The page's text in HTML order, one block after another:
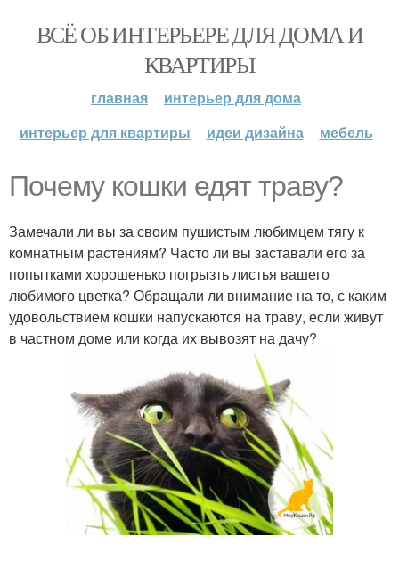
ВСЁ ОБ ИНТЕРЬЕРЕ ДЛЯ ДОМА И
КВАРТИРЫ
главная
интерьер для дома
интерьер для квартиры
идеи дизайна мебель
Почему кошки едят траву?
Замечали ли вы за своим пушистым любимцем тягу к
комнатным растениям? Часто ли вы заставали его за
попытками хорошенько погрызть листья вашего
любимого цветка? Обращали ли внимание на то, с каким
удовольствием кошки напускаются на траву, если живут
в частном доме или когда их вывозят на дачу?